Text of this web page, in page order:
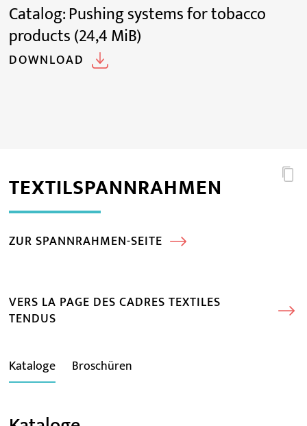
Catalog: Pushing systems for tobacco
products(24,4 MiB)
DOWNLOAD
TEXTILSPANNRAHMEN
ZUR SPANNRAHMEN-SEITE
VERS LA PAGE DES CADRES TEXTILES
TENDUS
Kataloge Broschüren